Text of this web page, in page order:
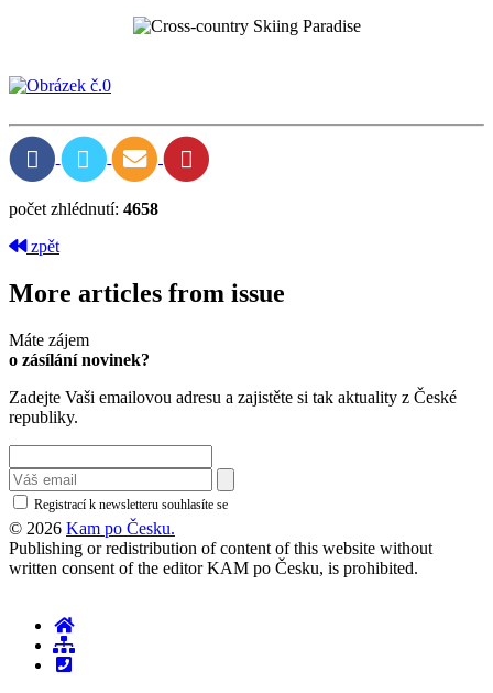
počet zhlédnutí: 4658
zpět
More articles from issue
Máte zájem
o zásílání novinek?
Zadejte Vaši emailovou adresu a zajistěte si tak aktuality z České
republiky.
Registrací k newsletteru souhlasíte se
© 2026 Kam po Česku.
Publishing or redistribution of content of this website without
written consent of the editor KAM po Česku, is prohibited.